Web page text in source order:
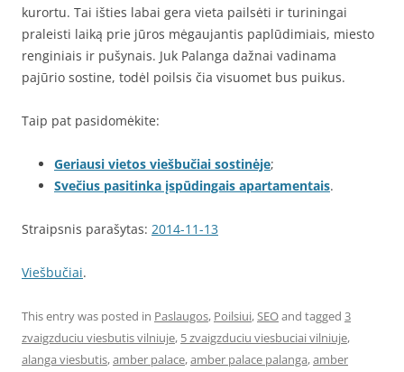
kurortu. Tai išties labai gera vieta pailsėti ir turiningai
praleisti laiką prie jūros mėgaujantis paplūdimiais, miesto
renginiais ir pušynais. Juk Palanga dažnai vadinama
pajūrio sostine, todėl poilsis čia visuomet bus puikus.
Taip pat pasidomėkite:
Geriausi vietos viešbučiai sostinėje;
Svečius pasitinka įspūdingais apartamentais.
Straipsnis parašytas: 2014-11-13
Viešbučiai.
This entry was posted in Paslaugos, Poilsiui,SEOand tagged 3
zvaigzduciu viesbutis vilniuje, 5 zvaigzduciu viesbuciai vilniuje,
alanga viesbutis,amber palace,amber palace palanga,amber